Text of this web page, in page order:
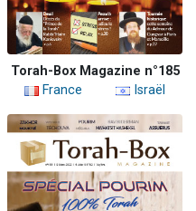
Torah-Box Magazine n°185
France
Israël